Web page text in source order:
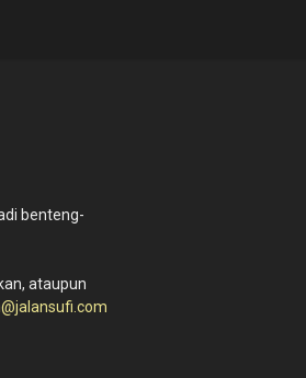
benteng-
ataupun